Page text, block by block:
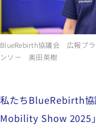
BlueRebirth協議会 広報ブ
ンソー 奥田英樹
私たちBlueRebirth
Mobility Show 2025